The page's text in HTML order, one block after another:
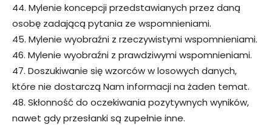
44. Mylenie koncepcji przedstawianych przez daną
osobę zadającą pytania ze wspomnieniami.
45. Mylenie wyobraźni z rzeczywistymi wspomnieniami.
46. Mylenie wyobraźni z prawdziwymi wspomnieniami.
47. Doszukiwanie się wzorców w losowych danych,
które nie dostarczą Nam informacji na żaden temat.
48. Skłonność do oczekiwania pozytywnych wyników,
nawet gdy przesłanki są zupełnie inne.